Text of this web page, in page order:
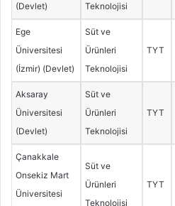
(Devlet)
Teknolojisi
Ege
Üniversitesi
(İzmir) (Devlet)
Süt ve
Ürünleri
Teknolojisi
TYT
Aksaray
Üniversitesi
(Devlet)
Süt ve
Ürünleri
Teknolojisi
TYT
Çanakkale
Onsekiz Mart
Üniversitesi
Süt ve
Ürünleri
Teknolojisi
TYT